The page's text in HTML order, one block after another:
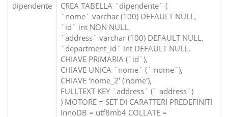
dipendente
CREA TABELLA `dipendente` (
`nome` varchar (100) DEFAULT NULL,
`id` int NON NULL,
`address` varchar (100) DEFAULT NULL,
`department_id` int DEFAULT NULL,
CHIAVE PRIMARIA (`id`),
CHIAVE UNICA `nome` (` nome`),
CHIAVE 'nome_2' ('nome'),
FULLTEXT KEY `address` (` address`)
) MOTORE = SET DI CARATTERI PREDEFINITI
InnoDB = utf8mb4 COLLATE =